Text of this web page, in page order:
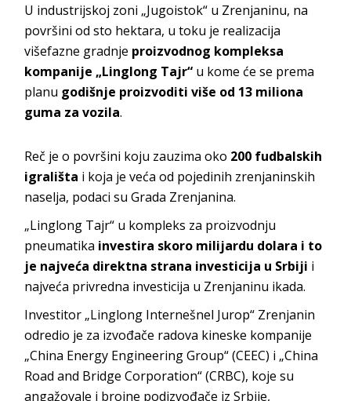
U industrijskoj zoni „Jugoistok“ u Zrenjaninu, na
površini od sto hektara, u toku je realizacija
višefazne gradnje proizvodnog kompleksa
kompanije „Linglong Tajr“ u kome će se prema
planu godišnje proizvoditi više od 13 miliona
guma za vozila.
Reč je o površini koju zauzima oko 200 fudbalskih
igrališta i koja je veća od pojedinih zrenjaninskih
naselja, podaci su Grada Zrenjanina.
„Linglong Tajr“ u kompleks za proizvodnju
pneumatika investira skoro milijardu dolara i to
je najveća direktna strana investicija u Srbiji i
najveća privredna investicija u Zrenjaninu ikada.
Investitor „Linglong Internešnel Jurop“ Zrenjanin
odredio je za izvođače radova kineske kompanije
„China Energy Engineering Group“ (CEEC) i „China
Road and Bridge Corporation“ (CRBC), koje su
angažovale i brojne podizvođače iz Srbije,